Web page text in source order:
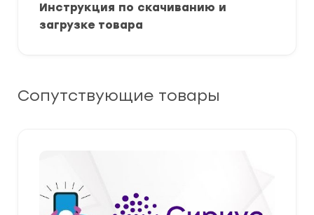
Инструкция по скачиванию и
загрузке товара
Сопутствующие товары